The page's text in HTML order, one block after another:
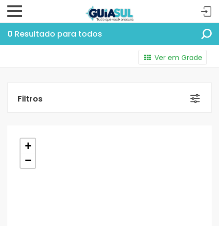
0 Resultado para todos
Ver em Grade
Filtros
+
−